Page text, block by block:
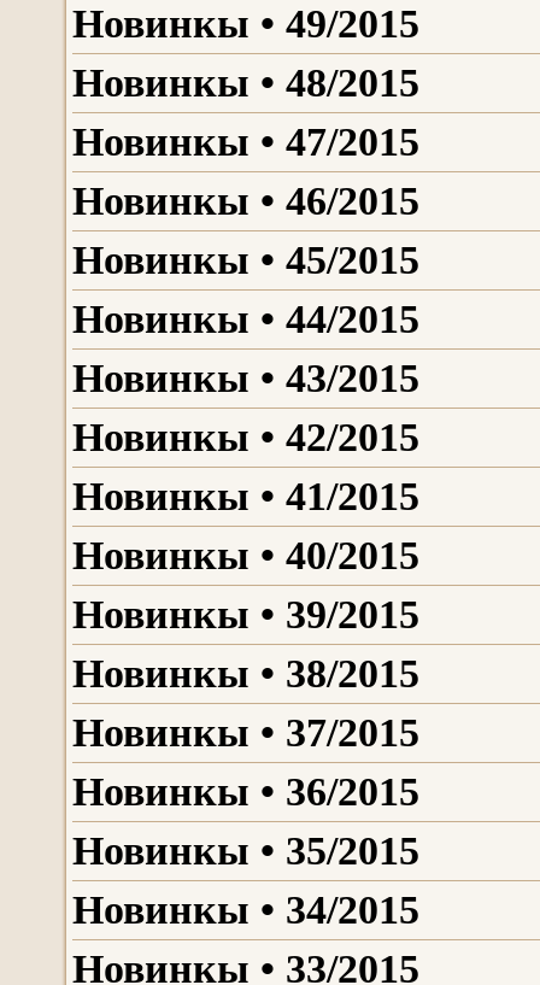
Новинкы • 49/2015
Новинкы • 48/2015
Новинкы • 47/2015
Новинкы • 46/2015
Новинкы • 45/2015
Новинкы • 44/2015
Новинкы • 43/2015
Новинкы • 42/2015
Новинкы • 41/2015
Новинкы • 40/2015
Новинкы • 39/2015
Новинкы • 38/2015
Новинкы • 37/2015
Новинкы • 36/2015
Новинкы • 35/2015
Новинкы • 34/2015
Новинкы • 33/2015